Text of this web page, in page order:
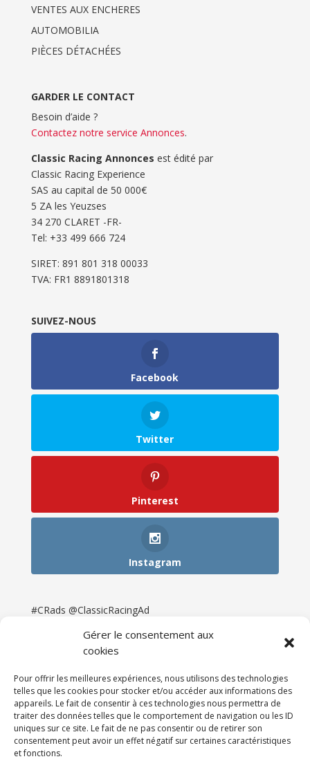
Gérer le consentement aux
cookies
Pour offrir les meilleures expériences, nous utilisons des technologies
telles que les cookies pour stocker et/ou accéder aux informations des
appareils. Le fait de consentir à ces technologies nous permettra de
traiter des données telles que le comportement de navigation ou les ID
uniques sur ce site. Le fait de ne pas consentir ou de retirer son
consentement peut avoir un effet négatif sur certaines caractéristiques
et fonctions.
VENTES AUX ENCHERES
AUTOMOBILIA
PIÈCES DÉTACHÉES
GARDER LE CONTACT
Besoin d’aide ?
Contactez notre service Annonces.
Classic Racing Annonces est édité par
Classic Racing Experience
SAS au capital de 50 000€
5 ZA les Yeuzses
34 270 CLARET -FR-
Tel: ‭+33 499 666 724‬
SIRET: 891 801 318 00033
TVA: FR1 8891801318
SUIVEZ-NOUS
Facebook
Twitter
Pinterest
Instagram
#CRads @ClassicRacingAd